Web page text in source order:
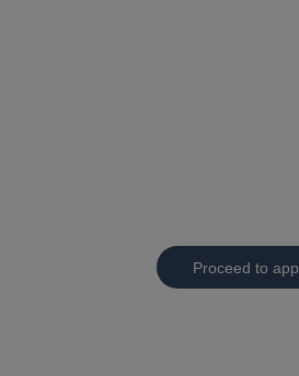
Proceed to app